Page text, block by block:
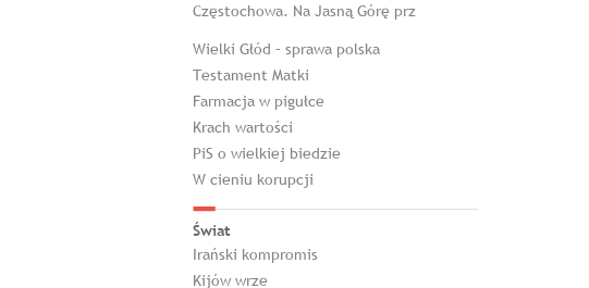
Częstochowa. Na Jasną Górę prz
Wielki Głód – sprawa polska
Testament Matki
Farmacja w pigułce
Krach wartości
PiS o wielkiej biedzie
W cieniu korupcji
Świat
Irański kompromis
Kijów wrze